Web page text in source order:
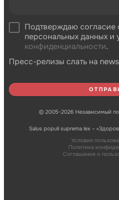
Подтверждаю согласие
персональных данных и
конфиденциальности.
Пресс-релизы слать на
© 2005-2026 Независимый
Salus populi suprema lex –
Условия
Политика
Соглашение о